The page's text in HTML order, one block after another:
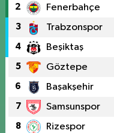
2 Fenerbahçe
3 Trabzonspor
4 Beşiktaş
5 Göztepe
6 Başakşehir
7 Samsunspor
8 Rizespor